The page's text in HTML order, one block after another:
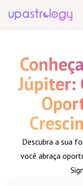
Júpiter:
Descubra a sua
você abraça